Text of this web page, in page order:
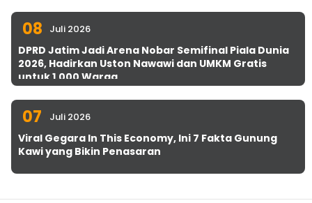
08 Juli 2026
DPRD Jatim Jadi Arena Nobar Semifinal Piala Dunia
2026, Hadirkan Uston Nawawi dan UMKM Gratis
untuk 1.000 Warga
07 Juli 2026
Viral Gegara In This Economy, Ini 7 Fakta Gunung
Kawi yang Bikin Penasaran